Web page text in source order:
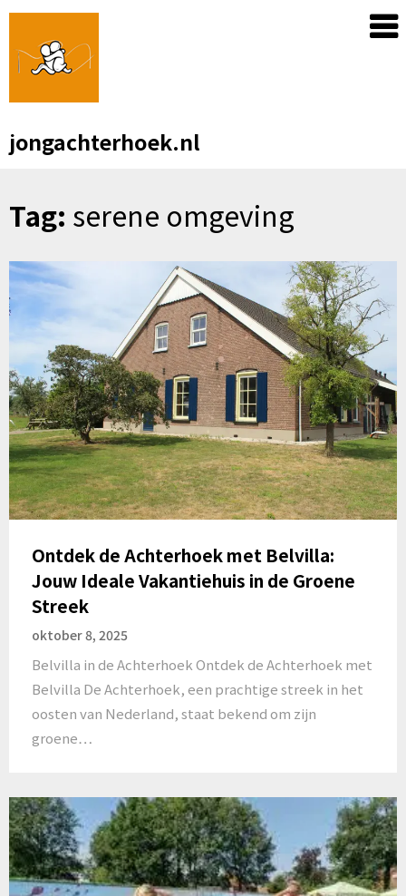
Skip
content
jongachterhoek.nl
Tag: serene omgeving
Ontdek de Achterhoek met Belvilla:
Jouw Ideale Vakantiehuis in de Groene
Streek
oktober 8, 2025
Belvilla in de Achterhoek Ontdek de Achterhoek met
Belvilla De Achterhoek, een prachtige streek in het
oosten van Nederland, staat bekend om zijn
groene…